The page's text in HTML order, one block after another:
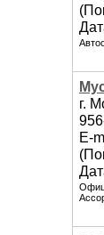
г.
E-